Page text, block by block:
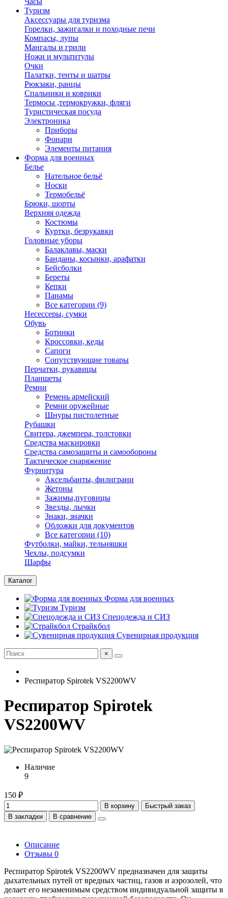
Туризм
Аксессуары для туризма
Горелки, зажигалки и походные печи
Компасы, лупы
Мангалы и грили
Ножи и мультитулы
Очки
Палатки, тенты и шатры
Рюкзаки, ранцы
Спальники и коврики
Термосы ,термокружки, фляги
Туристическая посуда
Электроника
Приборы
Фонари
Элементы питания
Форма для военных
Белье
Нательное бельё
Носки
Термобельё
Брюки, шорты
Верхняя одежда
Костюмы
Куртки, безрукавки
Головные уборы
Балаклавы, маски
Банданы, косынки, арафатки
Бейсболки
Береты
Кепки
Панамы
Все категории (9)
Несессеры, сумки
Обувь
Ботинки
Кроссовки, кеды
Сапоги
Сопутствующие товары
Перчатки, рукавицы
Планшеты
Ремни
Ремень армейский
Ремни оружейные
Шнуры пистолетные
Рубашки
Свитера, джемпера, толстовки
Средства маскировки
Средства самозащиты и самообороны
Тактическое снаряжение
Фурнитура
Аксельбанты, филиграни
Жетоны
Зажимы,пуговицы
Звезды, лычки
Знаки, значки
Обложки для документов
Все категории (10)
Футболки, майки, тельняшки
Чехлы, подсумки
Шарфы
Каталог
Форма для военных
Туризм
Спецодежда и СИЗ
Страйкбол
Сувенирная продукция
×
Респиратор Spirotek VS2200WV
Респиратор Spirotek
VS2200WV
Наличие
9
150 ₽
В корзину
Быстрый заказ
В закладки
В сравнение
Описание
Отзывы 0
Респиратор Spirotek VS2200WV предназначен для защиты
дыхательных путей от вредных частиц, газов и аэрозолей, что
делает его незаменимым средством индивидуальной защиты в